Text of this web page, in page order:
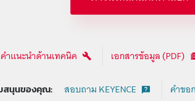
คำแนะนำด้านเทคนิค เอกสารข้อมูล (PDF)
สนุนของคุณ: สอบถาม KEYENCE คำขอ